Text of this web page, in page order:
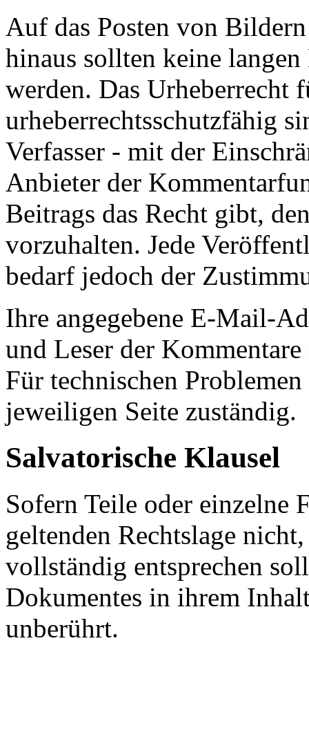
Auf das Posten von
hinaus sollten keine
werden. Das Urheberrecht
urheberrechtsschutzfähig
Verfasser - mit der
Anbieter der
Beitrags das Recht gibt,
vorzuhalten. Jede
bedarf jedoch der
Ihre angegebene E-Mail-
und Leser der
Für technischen
jeweiligen Seite zuständig.
Salvatorische Klausel
Sofern Teile oder einzelne
geltenden Rechtslage
vollständig entsprechen
Dokumentes in ihrem
unberührt.